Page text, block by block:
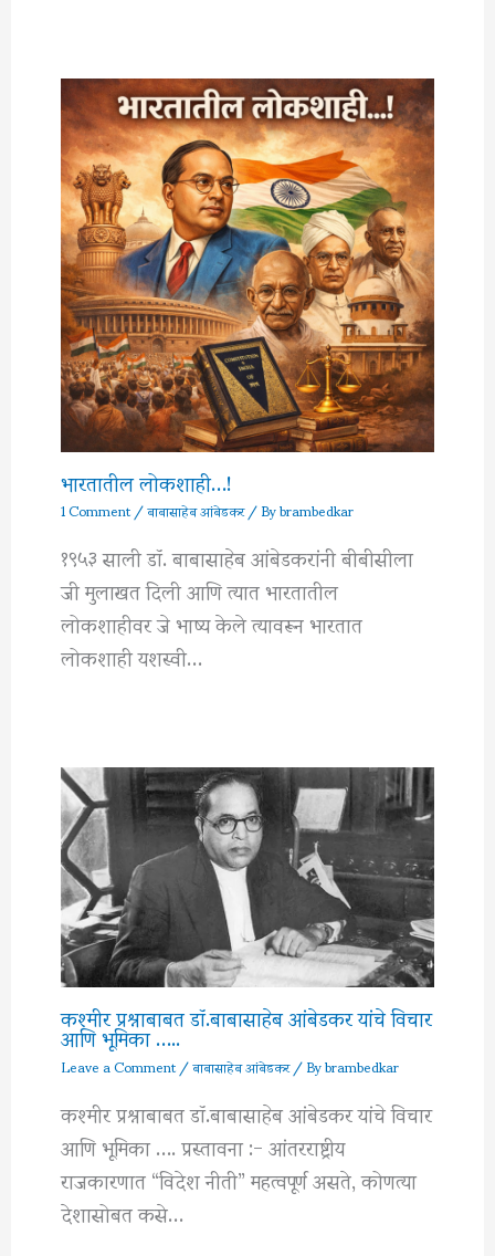
भारतातील लोकशाही…!
1 Comment/बाबासाहेब आंबेडकर/ Bybrambedkar
१९५३ साली डॉ. बाबासाहेब आंबेडकरांनी बीबीसीला
जी मुलाखत दिली आणि त्यात भारतातील
लोकशाहीवर जे भाष्य केले त्यावरून भारतात
लोकशाही यशस्वी…
कश्मीर प्रश्नाबाबत डॉ.बाबासाहेब आंबेडकर यांचे विचार
आणि भूमिका …..
Leave a Comment/बाबासाहेब आंबेडकर/ Bybrambedkar
कश्मीर प्रश्नाबाबत डॉ.बाबासाहेब आंबेडकर यांचे विचार
आणि भूमिका …. प्रस्तावना :- आंतरराष्ट्रीय
राजकारणात “विदेश नीती” महत्वपूर्ण असते, कोणत्या
देशासोबत कसे…